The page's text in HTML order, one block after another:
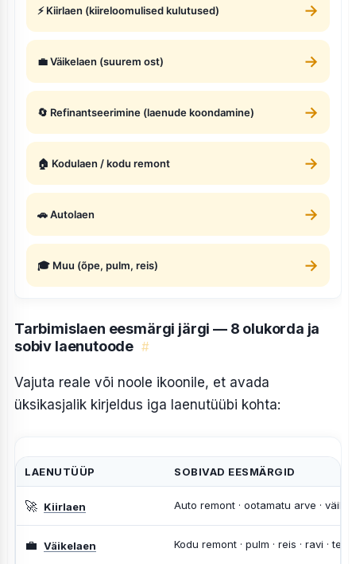
⚡ Kiirlaen (kiireloomulised kulutused) →
💼 Väikelaen (suurem ost) →
🔄 Refinantseerimine (laenude koondamine) →
🏠 Kodulaen / kodu remont →
🚗 Autolaen →
🎓 Muu (õpe, pulm, reis) →
Tarbimislaen eesmärgi järgi — 8 olukorda ja
sobiv laenutoode #
Vajuta reale või noole ikoonile, et avada
üksikasjalik kirjeldus iga laenutüübi kohta:
LAENUTÜÜP SOBIVAD EESMÄRGID
🚀 Kiirlaen Auto remont · ootamatu arve ·
💼 Väikelaen Kodu remont · pulm · reis · ravi ·